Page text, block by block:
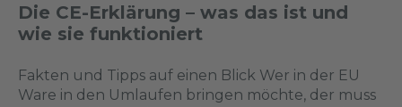
Die CE-Erklärung – was das ist und
wie sie funktioniert
Fakten und Tipps auf einen Blick Wer in der EU
Ware in den Umlaufen bringen möchte, der muss